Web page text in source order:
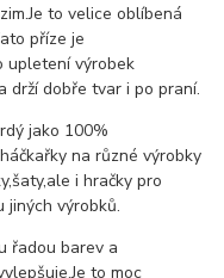
to velice oblíbená
příze je
upletení výrobek
drží dobře tvar i po praní.
jako 100%
na různé výrobky
i hračky pro
jiných výrobků.
řadou barev a
to moc